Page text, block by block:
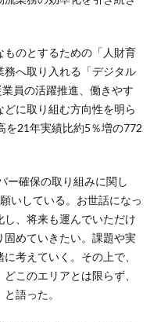
のとするための「人財育
へ取り入れる「デジタル
員の活躍推進、働きやす
に取り組む方向性を明ら
を21年実績比約5％増の772
ー確保の取り組みに関し
いしている。お世話になっ
、将来も運んでいただけ
めていきたい。課題や実
考えていく。その上で、
このエリアとは限らず、
語った。